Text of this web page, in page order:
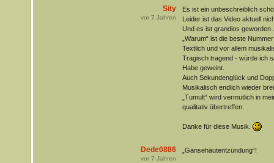
Sity
vor 7 Jahren
Es ist ein unbeschreiblich
Leider ist das Video aktuell
Und es ist grandios geworden .
„Warum“ ist die beste
Textlich und vor allem
Tragisch tragend - würde ich
Habe geweint.
Auch Sekundenglück und
Musikalisch endlich wieder
„Tumult“ wird vermutlich in
qualitativ übertreffen.
Danke für diese Musik.
Dede0886
vor 7 Jahren
„Gänsehäutentzündung“!